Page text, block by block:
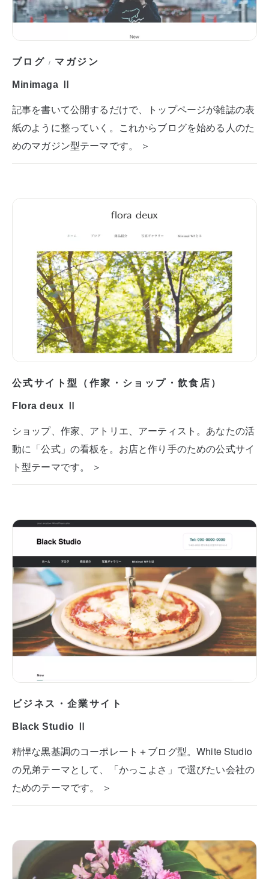
ブログ / マガジン
Minimaga Ⅱ
記事を書いて公開するだけで、トップページが雑誌の表
紙のように整っていく。これからブログを始める人のた
めのマガジン型テーマです。 ＞
公式サイト型（作家・ショップ・飲食店）
Flora deux Ⅱ
ショップ、作家、アトリエ、アーティスト。あなたの活
動に「公式」の看板を。お店と作り手のための公式サイ
ト型テーマです。 ＞
ビジネス・企業サイト
Black Studio Ⅱ
精悍な黒基調のコーポレート＋ブログ型。White Studio
の兄弟テーマとして、「かっこよさ」で選びたい会社の
ためのテーマです。 ＞